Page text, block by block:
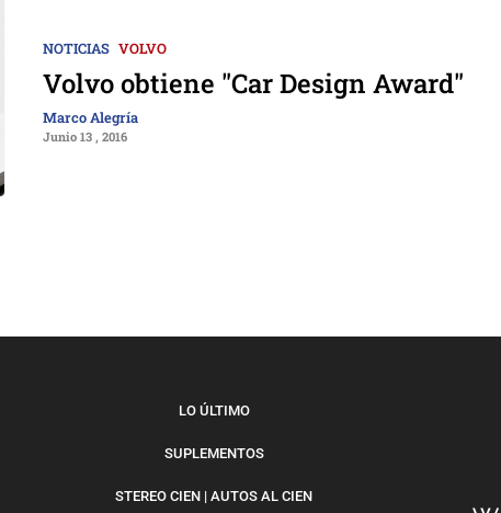
NOTICIAS VOLVO
Volvo obtiene "Car Design Award"
Marco Alegría
Junio 13 , 2016
LO ÚLTIMO
SUPLEMENTOS
STEREO CIEN | AUTOS AL CIEN